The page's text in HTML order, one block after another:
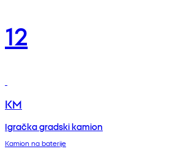
12
KM
Igračka gradski kamion
Kamion na baterije